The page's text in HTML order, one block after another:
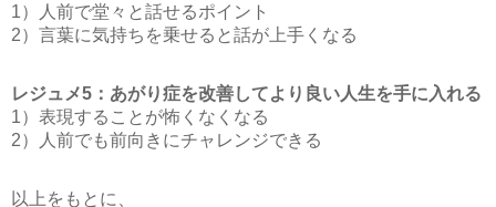
1）人前で堂々と話せるポイント
2）言葉に気持ちを乗せると話が上手くなる
レジュメ5：あがり症を改善してより良い人生を手に入れる
1）表現することが怖くなくなる
2）人前でも前向きにチャレンジできる
以上をもとに、